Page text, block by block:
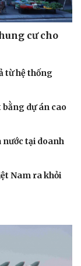
cư cho
từ hệ thống
dự án cao
nước tại doanh
Nam ra khỏi